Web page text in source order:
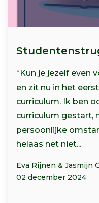
“Kun je jezelf even
en zit nu in het
curriculum. Ik ben
curriculum gestart,
persoonlijke
helaas net niet...
Eva Rijnen & Jasmijn
02 december 2024